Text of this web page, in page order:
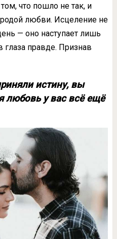
что пошло не так, и
любви. Исцеление не
— оно наступает лишь
глаза правде. Признав
истину, вы
любовь у вас всё ещё